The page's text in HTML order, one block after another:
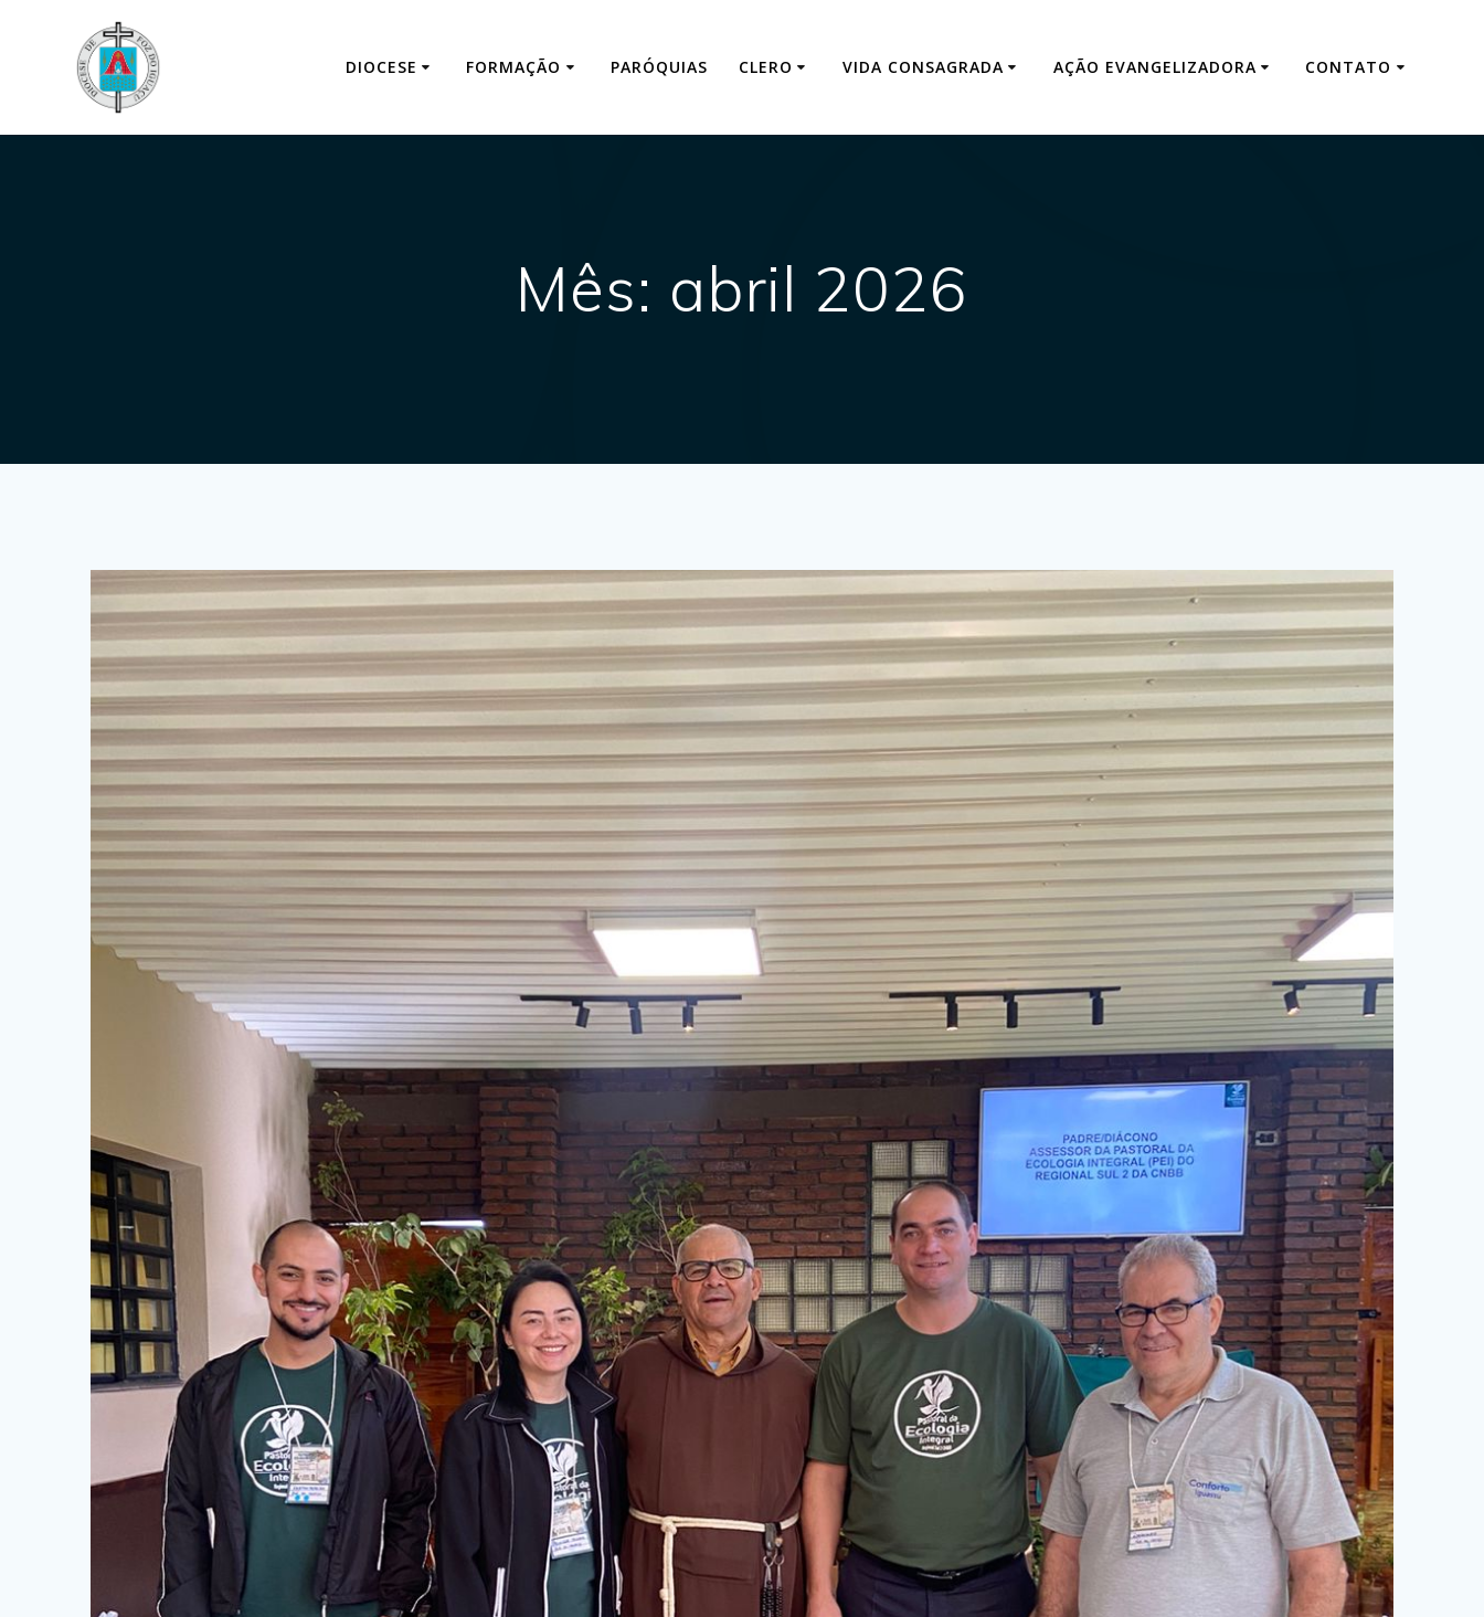
DIOCESE FORMAÇÃO PARÓQUIAS CLERO VIDA CONSAGRADA AÇÃO EVANGELIZADORA CONTATO
Mês: abril 2026